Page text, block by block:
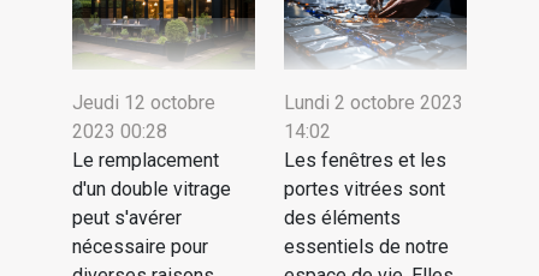
Jeudi 12 octobre
2023 00:28
Le remplacement
d'un double vitrage
peut s'avérer
nécessaire pour
Lundi 2 octobre 2023
14:02
Les fenêtres et les
portes vitrées sont
des éléments
essentiels de notre